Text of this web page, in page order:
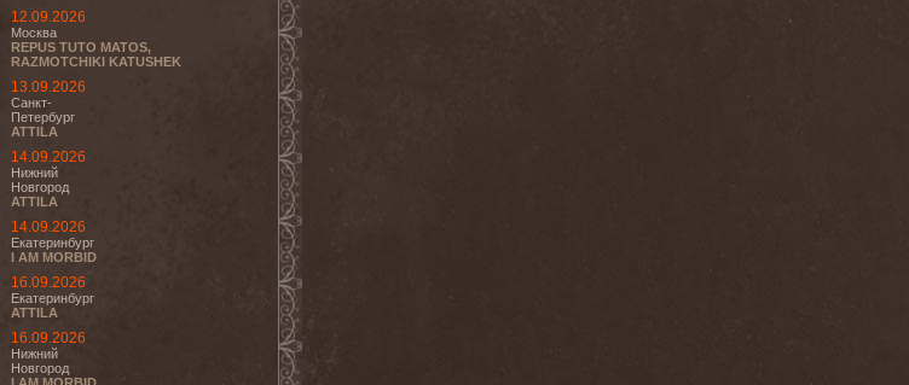
12.09.2026
Москва
REPUS TUTO MATOS,
RAZMOTCHIKI KATUSHEK
13.09.2026
Санкт-
Петербург
ATTILA
14.09.2026
Нижний
Новгород
ATTILA
14.09.2026
Екатеринбург
I AM MORBID
16.09.2026
Екатеринбург
ATTILA
16.09.2026
Нижний
Новгород